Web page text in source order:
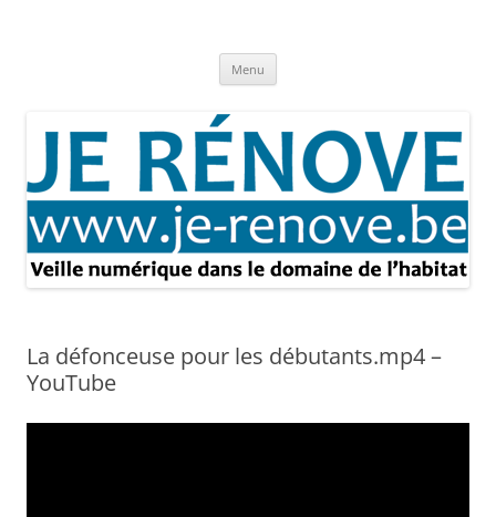
Menu
La défonceuse pour les débutants.mp4 –
YouTube